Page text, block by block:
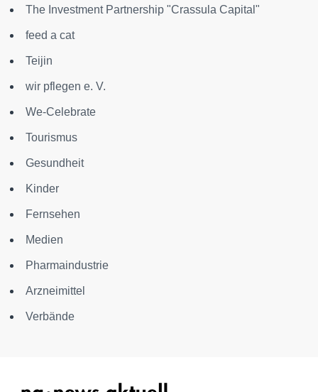
The Investment Partnership "Crassula Capital"
feed a cat
Teijin
wir pflegen e. V.
We-Celebrate
Tourismus
Gesundheit
Kinder
Fernsehen
Medien
Pharmaindustrie
Arzneimittel
Verbände